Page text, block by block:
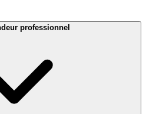
professionnel